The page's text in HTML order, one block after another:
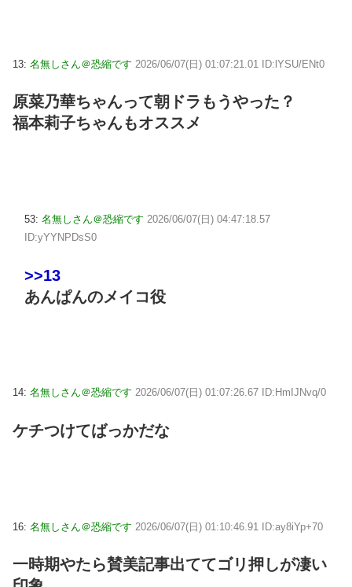
13: 名無しさん＠恐縮です 2026/06/07(日) 01:07:21.01 ID:lYSU/ENt0
原菜乃華ちゃんって朝ドラもうやった？
福本莉子ちゃんもオススメ
53: 名無しさん＠恐縮です 2026/06/07(日) 04:47:18.57
ID:yYYNPDsS0
>>13
あんぱんのメイコ役
14: 名無しさん＠恐縮です 2026/06/07(日) 01:07:26.67 ID:HmIJNvq/0
ケチつけてばっかだな
16: 名無しさん＠恐縮です 2026/06/07(日) 01:10:46.91 ID:ay8iYp+70
一時期やたら賛美記事出ててゴリ押しが凄い